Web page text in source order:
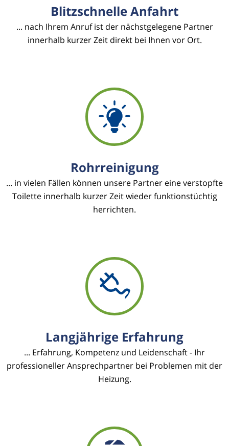
Blitzschnelle Anfahrt
... nach Ihrem Anruf ist der nächstgelegene Partner
innerhalb kurzer Zeit direkt bei Ihnen vor Ort.
Rohrreinigung
... in vielen Fällen können unsere Partner eine verstopfte
Toilette innerhalb kurzer Zeit wieder funktionstüchtig
herrichten.
Langjährige Erfahrung
... Erfahrung, Kompetenz und Leidenschaft - Ihr
professioneller Ansprechpartner bei Problemen mit der
Heizung.